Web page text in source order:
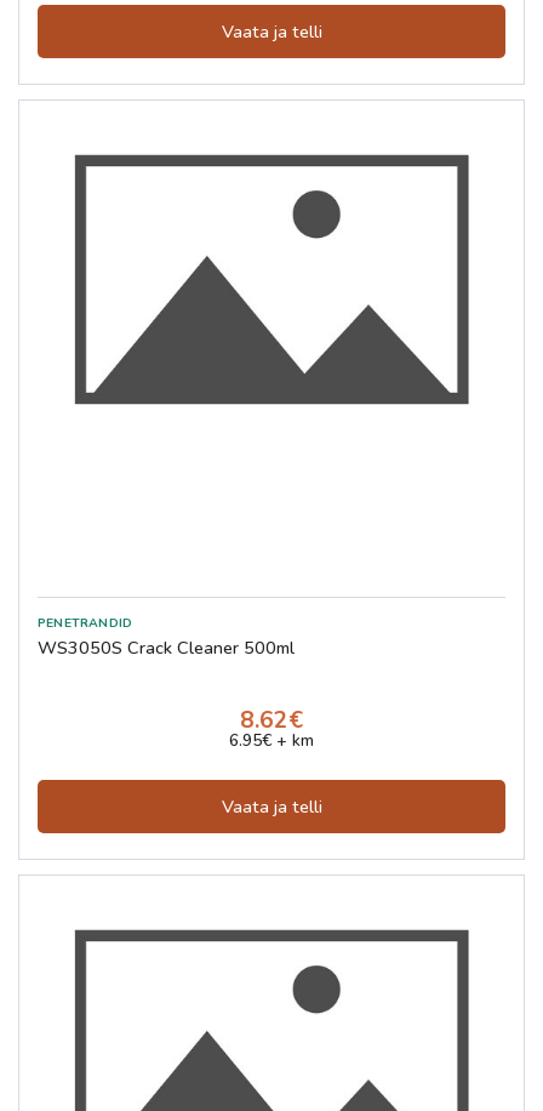
Vaata ja telli
WS3050S Crack Cleaner 500ml
8.62€
6.95€ + km
Vaata ja telli